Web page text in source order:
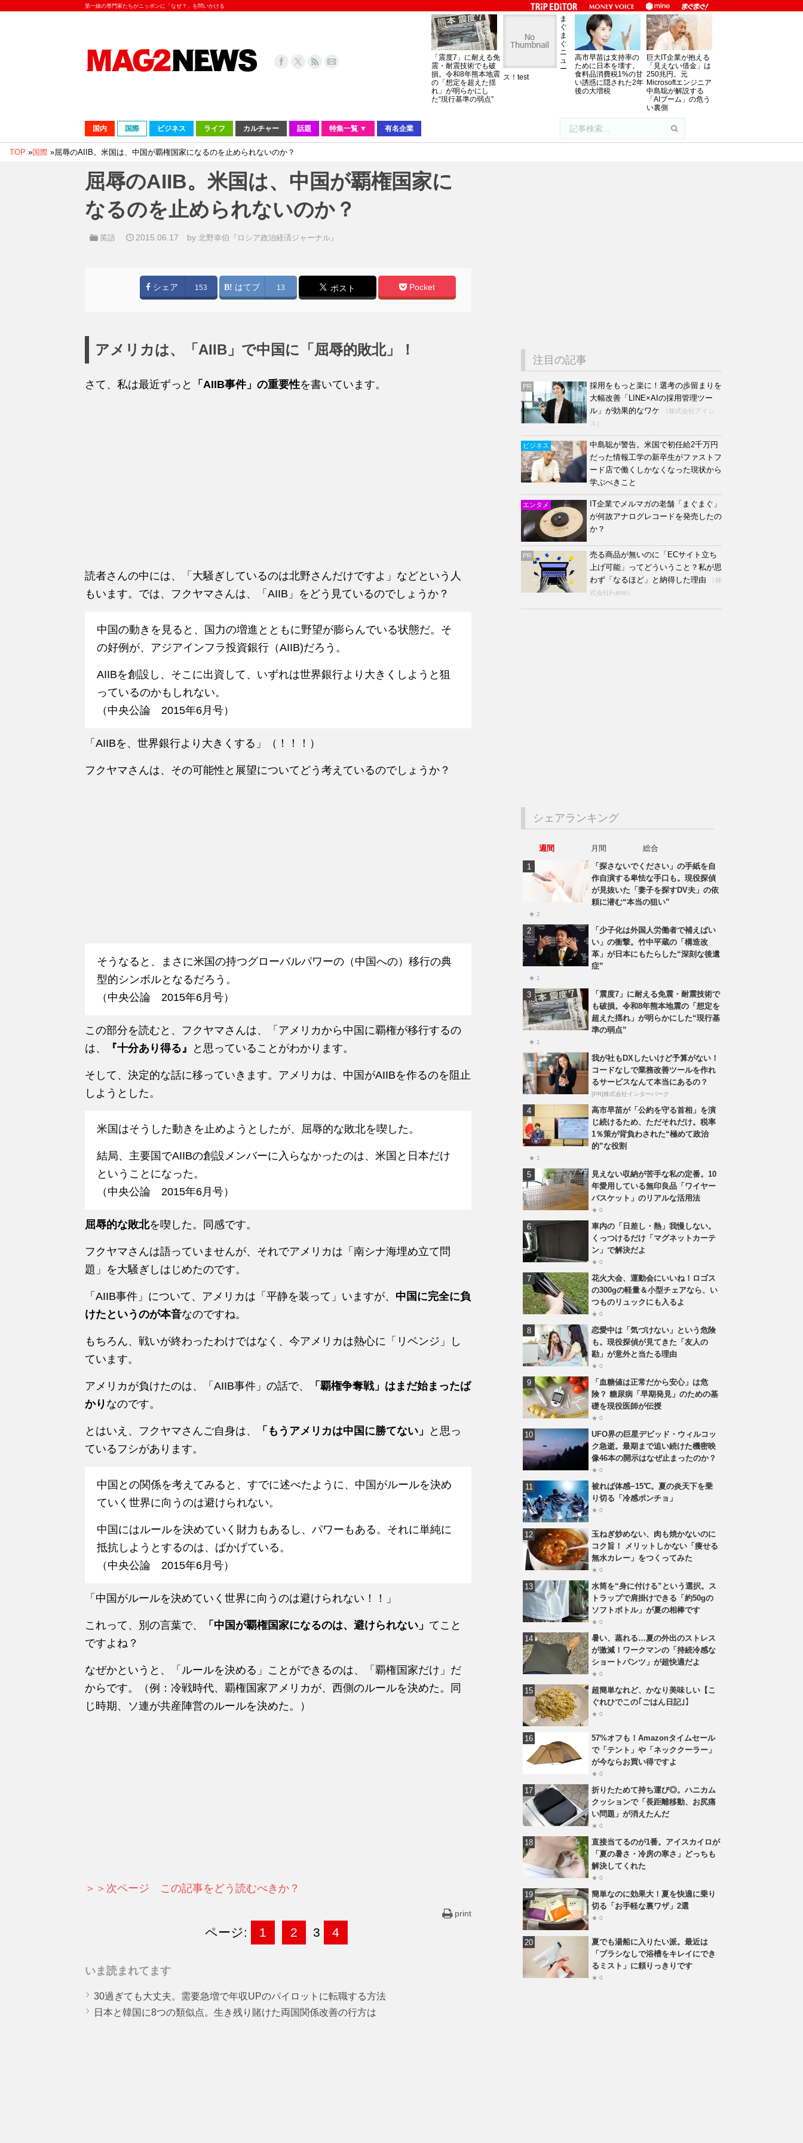
第一線の専門家たちがニッポンに「なぜ？」を問いかける
「震度7」に耐える免
震・耐震技術でも破
損。令和8年熊本地震
の「想定を超えた揺
れ」が明らかにし
た“現行基準の弱点”
ま
ぐ
ま
ぐ
ニ
ュ
ー
ス！test
高市早苗は支持率の
ために日本を壊す。
食料品消費税1%の甘
い誘惑に隠された2年
後の大増税
巨大IT企業が抱える
「見えない借金」は
250兆円。元
Microsoftエンジニア
中島聡が解説する
「AIブーム」の危う
い裏側
国内 国際 ビジネス ライフ カルチャー 話題 特集一覧 ▼ 有名企業
TOP »国際 »屈辱のAIIB。米国は、中国が覇権国家になるのを止められないのか？
屈辱のAIIB。米国は、中国が覇権国家に
なるのを止められないのか？
英語 2015.06.17 by北野幸伯『ロシア政治経済ジャーナル』Everett Collection / Shutterstock.com
シェア 153 はてブ 13 ポスト Pocket
アメリカは、「AIIB」で中国に「屈辱的敗北」！
さて、私は最近ずっと 「AIIB事件」の重要性を書いています。
読者さんの中には、「大騒ぎしているのは北野さんだけですよ」などという人
もいます。では、フクヤマさんは、「AIIB」をどう見ているのでしょうか？
中国の動きを見ると、国力の増進とともに野望が膨らんでいる状態だ。そ
の好例が、アジアインフラ投資銀行（AIIB)だろう。
AIIBを創設し、そこに出資して、いずれは世界銀行より大きくしようと狙
っているのかもしれない。
（中央公論 2015年6月号）
「AIIBを、世界銀行より大きくする」（！！！）
フクヤマさんは、その可能性と展望についてどう考えているのでしょうか？
そうなると、まさに米国の持つグローバルパワーの（中国への）移行の典
型的シンボルとなるだろう。
（中央公論 2015年6月号）
この部分を読むと、フクヤマさんは、「アメリカから中国に覇権が移行するの
は、
『十分あり得る』 と思っていることがわかります。
そして、決定的な話に移っていきます。アメリカは、中国がAIIBを作るのを阻止
しようとした。
米国はそうした動きを止めようとしたが、屈辱的な敗北を喫した。
結局、主要国でAIIBの創設メンバーに入らなかったのは、米国と日本だけ
ということになった。
（中央公論 2015年6月号）
屈辱的な敗北を喫した。同感です。
フクヤマさんは語っていませんが、それでアメリカは「南シナ海埋め立て問
題」を大騒ぎしはじめたのです。
「AIIB事件」について、アメリカは「平静を装って」いますが、 中国に完全に負
けたというのが本音なのですね。
もちろん、戦いが終わったわけではなく、今アメリカは熱心に「リベンジ」し
ています。
アメリカが負けたのは、「AIIB事件」の話で、
「覇権争奪戦」はまだ始まったば
かり なのです。
とはいえ、フクヤマさんご自身は、 「もうアメリカは中国に勝てない」
と思っ
ているフシがあります。
中国との関係を考えてみると、すでに述べたように、中国がルールを決め
ていく世界に向うのは避けられない。
中国にはルールを決めていく財力もあるし、パワーもある。それに単純に
抵抗しようとするのは、ばかげている。
（中央公論 2015年6月号）
「中国がルールを決めていく世界に向うのは避けられない！！」
これって、別の言葉で、 「中国が覇権国家になるのは、避けられない」 てこと
ですよね？
なぜかというと、「ルールを決める」ことができるのは、「覇権国家だけ」だ
からです。（例：冷戦時代、覇権国家アメリカが、西側のルールを決めた。同
じ時期、ソ連が共産陣営のルールを決めた。）
＞＞次ページ この記事をどう読むべきか？
print
ページ: 1 2 3 4
いま読まれてます
30過ぎても大丈夫。需要急増で年収UPのパイロットに転職する方法
日本と韓国に8つの類似点。生き残り賭けた両国関係改善の行方は
注目の記事
PR
採用をもっと楽に！選考の歩留まりを
大幅改善「LINE×AIの採用管理ツー
ル」が効果的なワケ
（株式会社アイシ
ス）
ビジネス
中島聡が警告。米国で初任給2千万円
だった情報工学の新卒生がファストフ
ード店で働くしかなくなった現状から
学ぶべきこと
エンタメ
IT企業でメルマガの老舗「まぐまぐ」
が何故アナログレコードを発売したの
か？
PR
売る商品が無いのに「ECサイト立ち
上げ可能」ってどういうこと？私が思
わず「なるほど」と納得した理由
（株
式会社Fulmo）
シェアランキング
週間 月間
総合
「探さないでください」の手紙を自
作自演する卑怯な手口も。現役探偵
が見抜いた「妻子を探すDV夫」の依
頼に潜む“本当の狙い”
★ 2
「少子化は外国人労働者で補えばい
い」の衝撃。竹中平蔵の「構造改
革」が日本にもたらした“深刻な後遺
症”
★ 1
「震度7」に耐える免震・耐震技術で
も破損。令和8年熊本地震の「想定を
超えた揺れ」が明らかにした“現行基
準の弱点”
★ 1
我が社もDXしたいけど予算がない！
コードなしで業務改善ツールを作れ
るサービスなんて本当にあるの？
[PR]株式会社インターパーク
高市早苗が「公約を守る首相」を演
じ続けるため、ただそれだけ。税率
1％策が背負わされた“極めて政治
的”な役割
★ 1
見えない収納が苦手な私の定番。10
年愛用している無印良品「ワイヤー
バスケット」のリアルな活用法
★ 0
車内の「日差し・熱」我慢しない。
くっつけるだけ「マグネットカーテ
ン」で解決だよ
★ 0
花火大会、運動会にいいね！ロゴス
の300gの軽量＆小型チェアなら、い
つものリュックにも入るよ
★ 0
恋愛中は「気づけない」という危険
も。現役探偵が見てきた「友人の
勘」が意外と当たる理由
★ 0
「血糖値は正常だから安心」は危
険？ 糖尿病「早期発見」のための基
礎を現役医師が伝授
★ 0
UFO界の巨星デビッド・ウィルコッ
ク急逝。最期まで追い続けた機密映
像46本の開示はなぜ止まったのか？
★ 0
被れば体感−15℃。夏の炎天下を乗
り切る「冷感ポンチョ」
★ 0
玉ねぎ炒めない、肉も焼かないのに
コク旨！ メリットしかない「痩せる
無水カレー」をつくってみた
★ 0
水筒を“身に付ける”という選択。ス
トラップで肩掛けできる「約50gの
ソフトボトル」が夏の相棒です
★ 0
暑い、蒸れる…夏の外出のストレス
が激減！ワークマンの「持続冷感な
ショートパンツ」が超快適だよ
★ 0
超簡単なれど、かなり美味しい【こ
ぐれひでこの｢ごはん日記｣】
★ 0
57%オフも！Amazonタイムセール
で「テント」や「ネッククーラー」
が今ならお買い得ですよ
★ 0
折りたためて持ち運び◎。ハニカム
クッションで「長距離移動、お尻痛
い問題」が消えたんだ
★ 0
直接当てるのが1番。アイスカイロが
「夏の暑さ・冷房の寒さ」どっちも
解決してくれた
★ 0
簡単なのに効果大！夏を快適に乗り
切る「お手軽な裏ワザ」2選
★ 0
夏でも湯船に入りたい派。最近は
「ブラシなしで浴槽をキレイにでき
るミスト」に頼りっきりです
★ 0